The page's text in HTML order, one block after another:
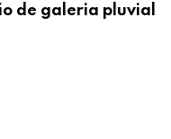
de galeria pluvial